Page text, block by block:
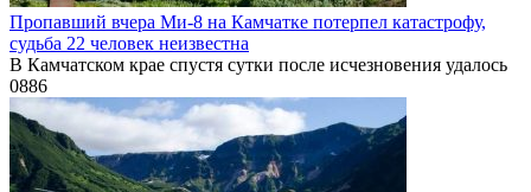
Пропавший вчера Ми-8 на Камчатке потерпел катастрофу,
судьба 22 человек неизвестна
В Камчатском крае спустя сутки после исчезновения удалось
0886